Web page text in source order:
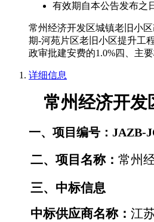
有效期 自本公告发布之
常州经济开发区城镇老旧小
期-河苑片区老旧小区提升工
政审批建安费的1.0%四、主
详细信息
常州经济开发
一、项目编号： JAZB-
二、项目名称： 常州
三、 中标信息
中标供应商名称： 江